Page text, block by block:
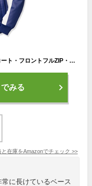
エスエスケイ ジュニア・蓄熱グラウンドコート・フロントフルZIP・中綿 BWG1002J 6310W 130cm
みる
と在庫をAmazonでチェック >>
に長けているベース